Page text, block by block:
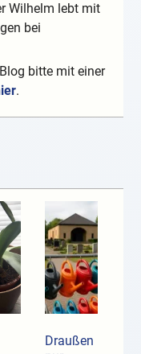
Wilhelm lebt mit
bei
bitte mit einer
.
Draußen